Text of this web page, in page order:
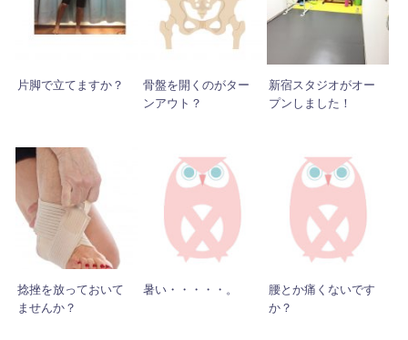
片脚で立てますか？
骨盤を開くのがター
ンアウト？
新宿スタジオがオー
プンしました！
捻挫を放っておいて
ませんか？
暑い・・・・・。
腰とか痛くないです
か？